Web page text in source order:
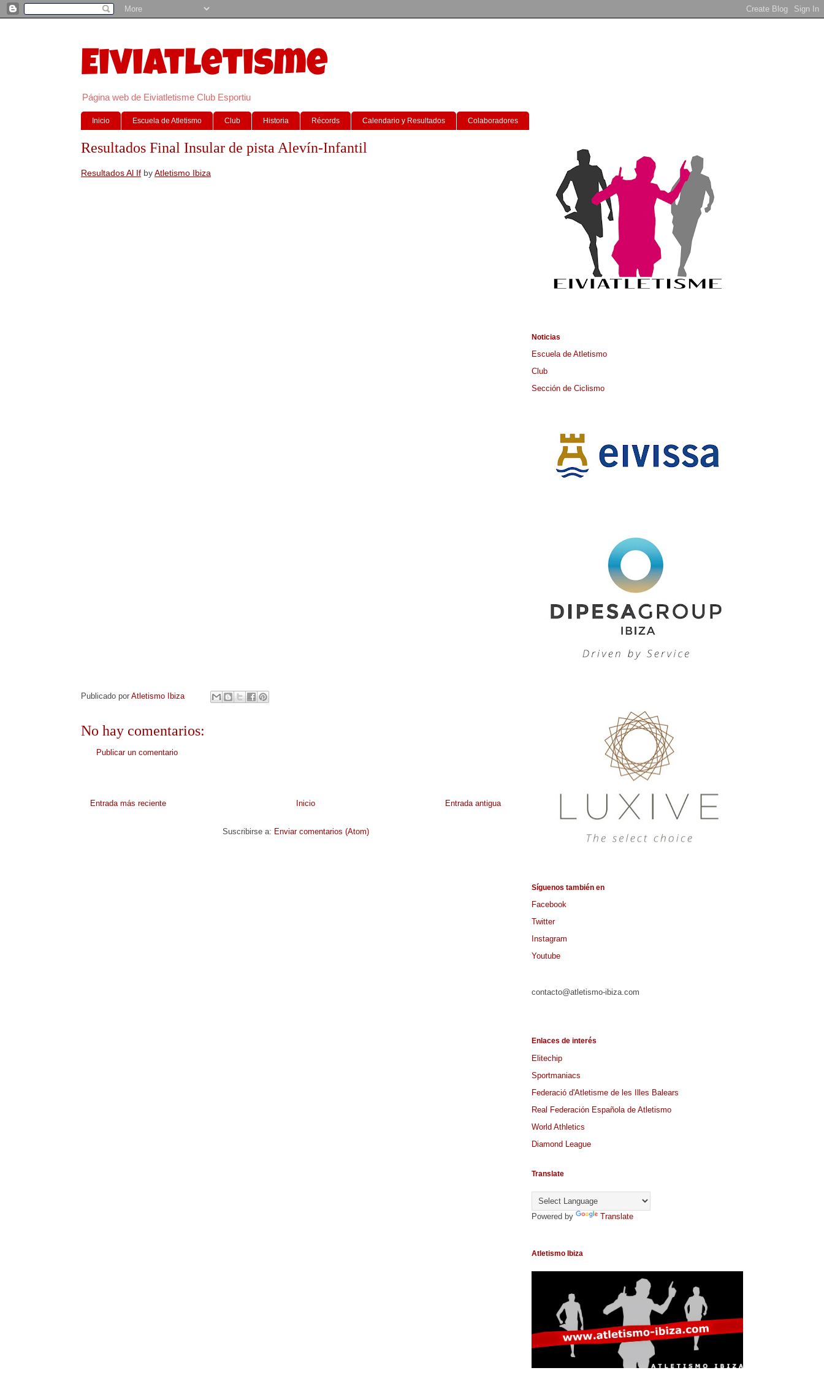
Eiviatletisme
Página web de Eiviatletisme Club Esportiu
Inicio Escuela de Atletismo Club Historia Récords Calendario y Resultados Colaboradores
Resultados Final Insular de pista Alevín-Infantil
Resultados Al If byAtletismo Ibiza
Publicado por Atletismo Ibiza
No hay comentarios:
Publicar un comentario
Entrada más reciente Entrada antigua
Inicio
Suscribirse a: Enviar comentarios (Atom)
Noticias
Escuela de Atletismo
Club
Sección de Ciclismo
Síguenos también en
Facebook
Twitter
Instagram
Youtube
contacto@atletismo-ibiza.com
Enlaces de interés
Elitechip
Sportmaniacs
Federació d'Atletisme de les Illes Balears
Real Federación Española de Atletismo
World Athletics
Diamond League
Translate
Powered by Translate
Atletismo Ibiza